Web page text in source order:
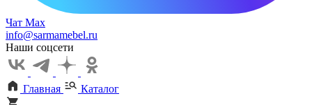
Чат Max
info@sarmamebel.ru
Наши соцсети
Главная Каталог